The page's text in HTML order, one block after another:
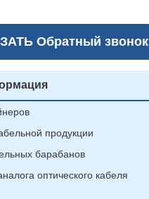
Обратный звонок
продукции
барабанов
оптического кабеля